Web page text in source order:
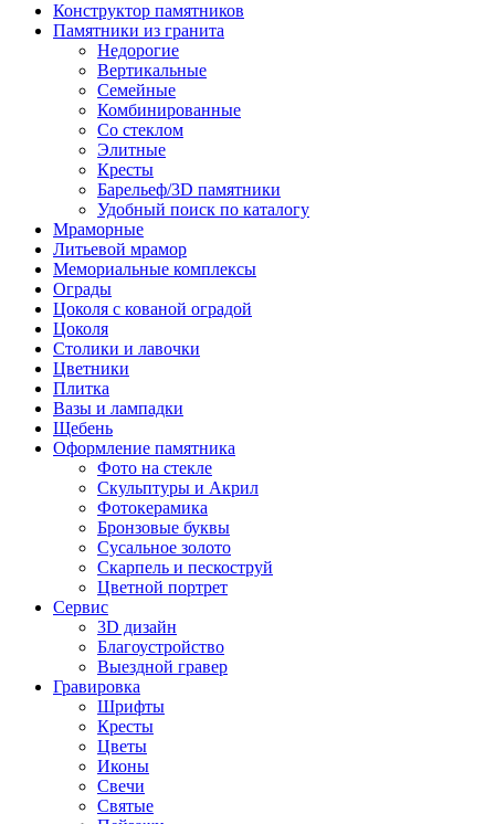
Конструктор памятников
Памятники из гранита
Недорогие
Вертикальные
Семейные
Комбинированные
Со стеклом
Элитные
Кресты
Барельеф/3D памятники
Удобный поиск по каталогу
Мраморные
Литьевой мрамор
Мемориальные комплексы
Ограды
Цоколя с кованой оградой
Цоколя
Столики и лавочки
Цветники
Плитка
Вазы и лампадки
Щебень
Оформление памятника
Фото на стекле
Скульптуры и Акрил
Фотокерамика
Бронзовые буквы
Сусальное золото
Скарпель и пескоструй
Цветной портрет
Сервис
3D дизайн
Благоустройство
Выездной гравер
Гравировка
Шрифты
Кресты
Цветы
Иконы
Свечи
Святые